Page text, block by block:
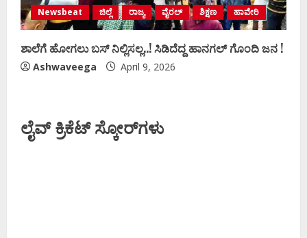
Newsbeat ಜಿಲ್ಲೆ ರಾಜ್ಯ ವೈರಲ್ ಶಿಕ್ಷಣ ಹಾವೇರಿ
ಶಾಲೆಗೆ ಹೋಗಲು ಬಸ್‌ ನಿಲ್ಲಿಸಲ್ಲ..! ಸಿಡಿದೆದ್ದ ಹಾನಗಲ್‌ ಗೊಂದಿ ಜನ !
Ashwaveega April 9, 2026
ಲೈವ್ ಕ್ರಿಕೆಟ್ ಸ್ಕೋರ್‌ಗಳು